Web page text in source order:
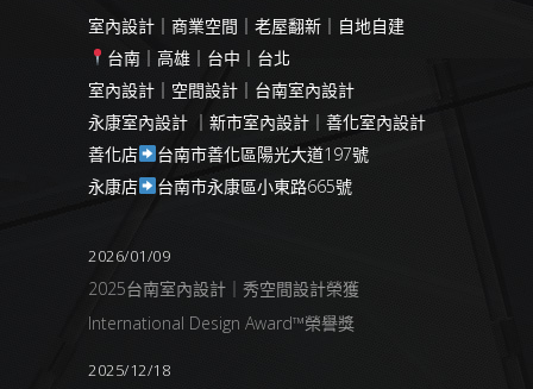
室內設計｜商業空間｜老屋翻新｜自地自建
台南｜高雄｜台中｜台北
室內設計｜空間設計｜台南室內設計
永康室內設計 ｜新市室內設計｜善化室內設計
善化店
台南市善化區陽光大道197號
永康店
台南市永康區小東路665號
2026/01/09
2025台南室內設計｜秀空間設計榮獲
International Design Award™榮譽獎
2025/12/18